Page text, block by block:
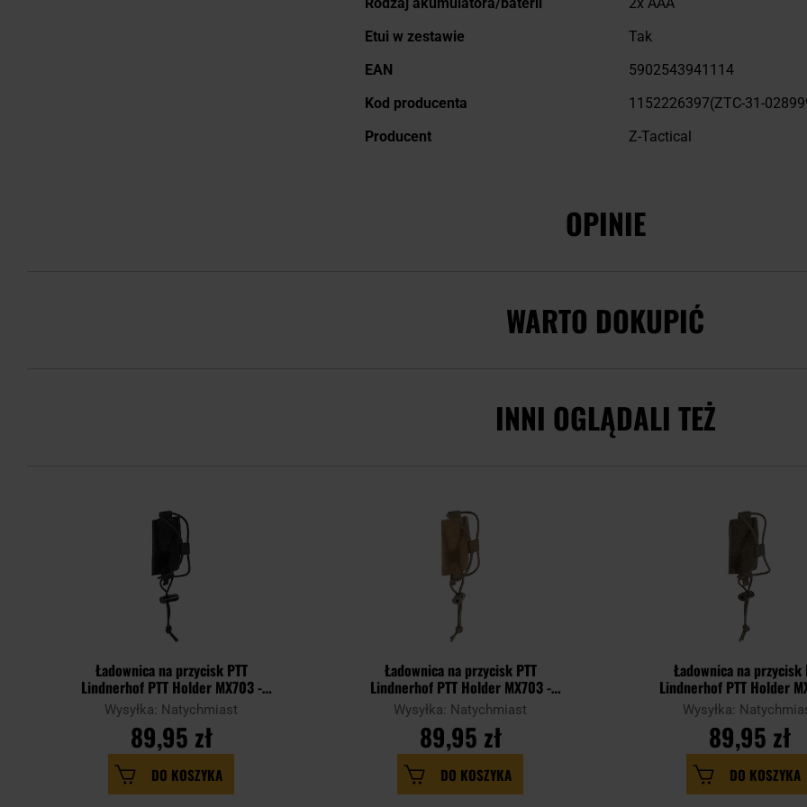
Etui w zestawie
Tak
EAN
5902543941114
Kod producenta
1152226397(ZTC-31-
Producent
Z-Tactical
OPINIE
WARTO DOKUPIĆ
INNI OGLĄDALI TEŻ
Ładownica na przycisk PTT
Lindnerhof PTT Holder MX703 -
Black
Wysyłka: Natychmiast
89,95 zł
DO KOSZYKA
Ładownica na przycisk PTT
Lindnerhof PTT Holder MX703 -
Coyote
Wysyłka: Natychmiast
89,95 zł
DO KOSZYKA
Ładownica na przycisk
Lindnerhof PTT Holder
Stone Grey
Wysyłka:
89,95 zł
DO KOSZYKA